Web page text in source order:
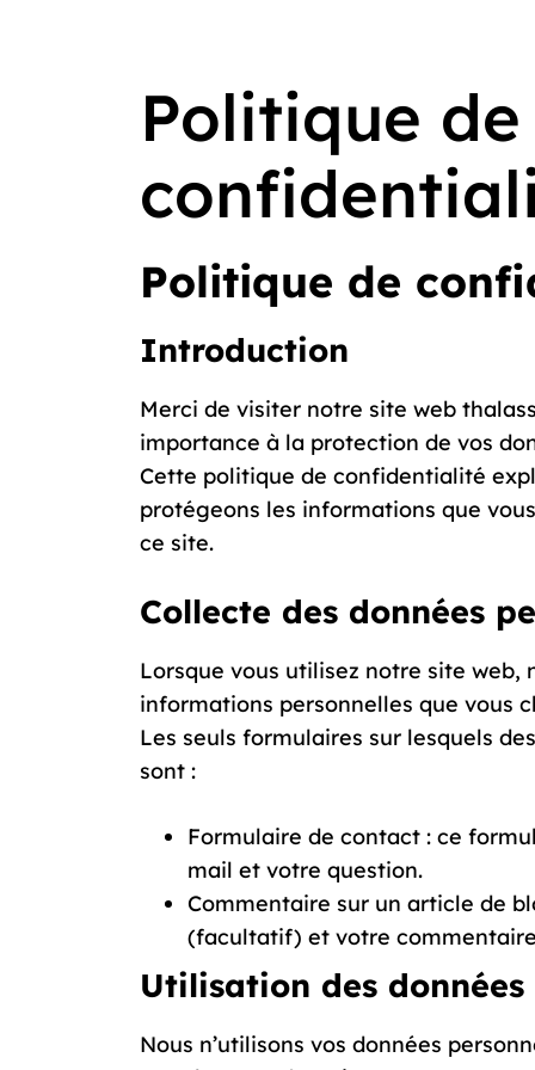
Politique de
Politique de
Introduction
Merci de visiter notre site web
importance à la protection de vos
Cette politique de confidentialité
protégeons les informations que
ce site.
Collecte des données
Lorsque vous utilisez notre site
informations personnelles que vous
Les seuls formulaires sur lesquels
sont :
Formulaire de contact : ce
mail et votre question.
Commentaire sur un article de
(facultatif) et votre
Utilisation des données
Nous n’utilisons vos données